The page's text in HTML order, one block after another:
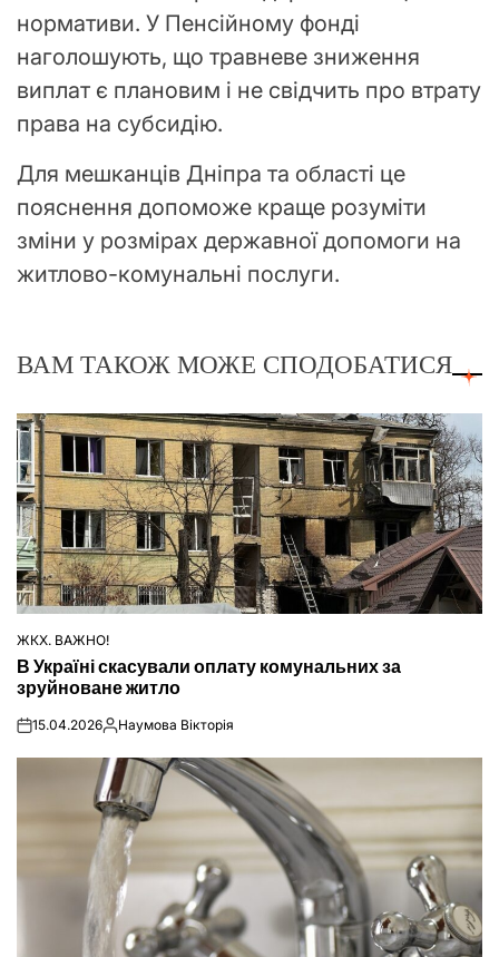
нормативи. У Пенсійному фонді
наголошують, що травневе зниження
виплат є плановим і не свідчить про втрату
права на субсидію.
Для мешканців Дніпра та області це
пояснення допоможе краще розуміти
зміни у розмірах державної допомоги на
житлово-комунальні послуги.
ВАМ ТАКОЖ МОЖЕ СПОДОБАТИСЯ
ОПУБЛІКУВАТИ
У
ЖКХ. ВАЖНО!
В Україні скасували оплату комунальних за
зруйноване житло
on15.04.2026Опубліковано
Наумова Вікторія